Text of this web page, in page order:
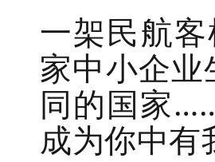
一架民航
家中小企
同的国家
成为你中有